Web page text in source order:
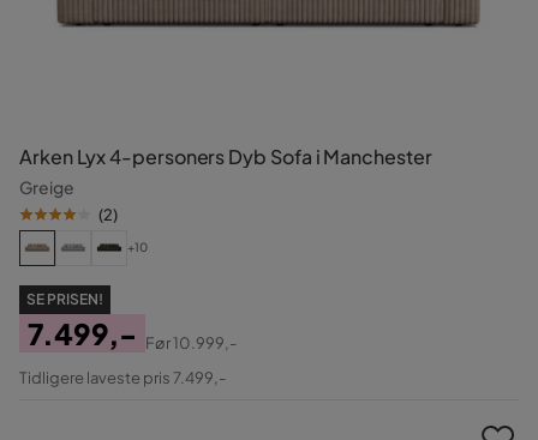
Arken Lyx 4-personers Dyb Sofa i Manchester
Greige
(2)
+10
SE PRISEN!
Pris
7.499,-
Original
Før10.999,-
Tidligere laveste pris 7.499,-